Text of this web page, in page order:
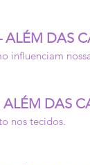
DAS
influenciam
DAS
nos tecidos.